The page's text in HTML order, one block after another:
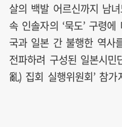
살의 백발 어르신까지 남
속 인솔자의 ‘묵도’ 구령
국과 일본 간 불행한 역사
전파하려 구성된 일본시
亂) 집회 실행위원회’ 참가